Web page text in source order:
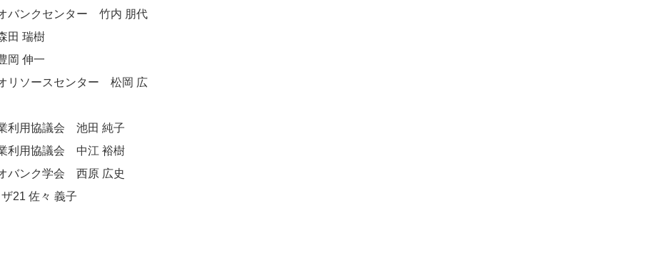
バンクセンター 竹内 朋代
田 瑞樹
岡 伸一
リソースセンター 松岡 広
利用協議会 池田 純子
利用協議会 中江 裕樹
バンク学会 西原 広史
21 佐々 義子